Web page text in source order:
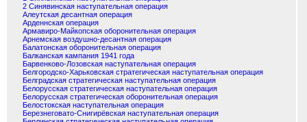
2 Синявинская наступательная операция
Алеутская десантная операция
Арденнская операция
Армавиро-Майкопская оборонительная операция
Арнемская воздушно-десантная операция
Балатонская оборонительная операция
Балканская кампания 1941 года
Барвенково-Лозовская наступательная операция
Белгородско-Харьковская стратегическая наступательная операция
Белградская стратегическая наступательная операция
Белорусская стратегическая наступательная операция
Белорусская стратегическая оборонительная операция
Белостокская наступательная операция
Березнеговато-Снигирёвская наступательная операция